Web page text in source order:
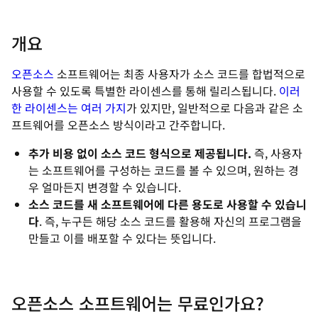
개요
오픈소스 소프트웨어는 최종 사용자가 소스 코드를 합법적으로
사용할 수 있도록 특별한 라이센스를 통해 릴리스됩니다. 이러
한 라이센스는 여러 가지가 있지만, 일반적으로 다음과 같은 소
프트웨어를 오픈소스 방식이라고 간주합니다.
추가 비용 없이 소스 코드 형식으로 제공됩니다. 즉, 사용자
는 소프트웨어를 구성하는 코드를 볼 수 있으며, 원하는 경
우 얼마든지 변경할 수 있습니다.
소스 코드를 새 소프트웨어에 다른 용도로 사용할 수 있습니
다. 즉, 누구든 해당 소스 코드를 활용해 자신의 프로그램을
만들고 이를 배포할 수 있다는 뜻입니다.
오픈소스 소프트웨어는 무료인가요?